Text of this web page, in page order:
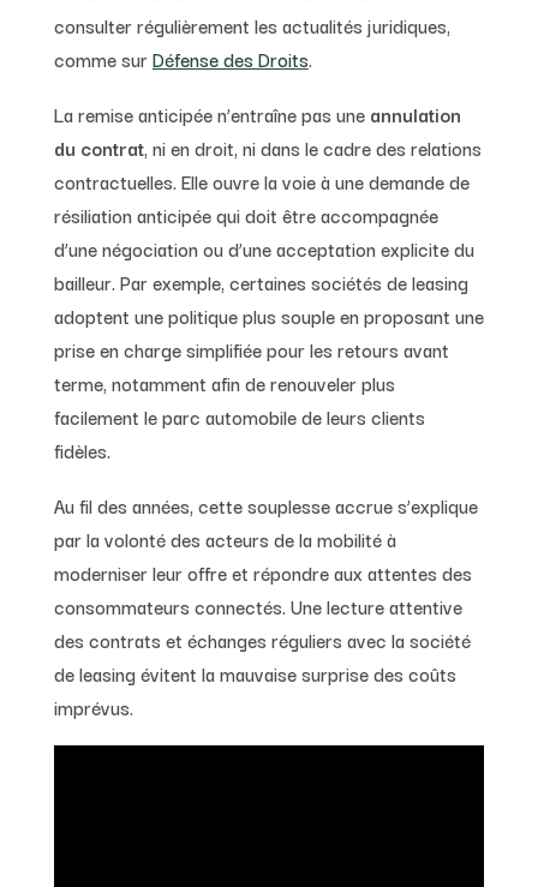
consulter régulièrement les actualités juridiques,
comme surDéfense des Droits.
La remise anticipée n’entraîne pas une annulation
du contrat, ni en droit, ni dans le cadre des relations
contractuelles. Elle ouvre la voie à une demande de
résiliation anticipée qui doit être accompagnée
d’une négociation ou d’une acceptation explicite du
bailleur. Par exemple, certaines sociétés de leasing
adoptent une politique plus souple en proposant une
prise en charge simplifiée pour les retours avant
terme, notamment afin de renouveler plus
facilement le parc automobile de leurs clients
fidèles.
Au fil des années, cette souplesse accrue s’explique
par la volonté des acteurs de la mobilité à
moderniser leur offre et répondre aux attentes des
consommateurs connectés. Une lecture attentive
des contrats et échanges réguliers avec la société
de leasing évitent la mauvaise surprise des coûts
imprévus.